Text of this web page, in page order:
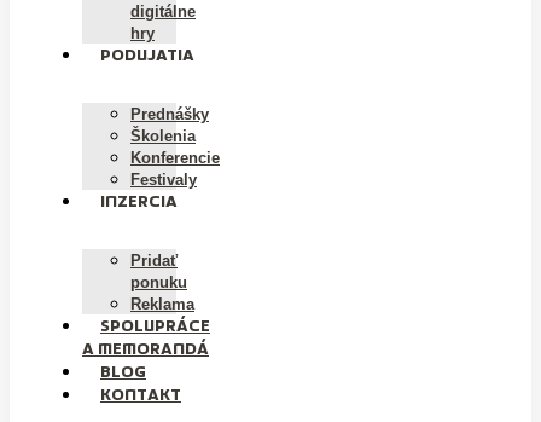
digitálne
hry
PODUJATIA
Prednášky
Školenia
Konferencie
Festivaly
INZERCIA
Pridať
ponuku
Reklama
SPOLUPRÁCE
A MEMORANDÁ
BLOG
KONTAKT